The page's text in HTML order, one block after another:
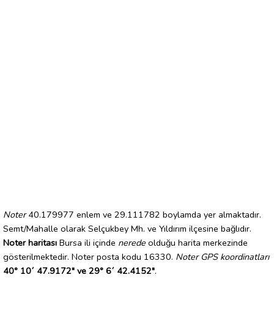
Noter40.179977 enlem ve 29.111782 boylamda yer almaktadır.
Semt/Mahalle olarak Selçukbey Mh. ve Yıldırım ilçesine bağlıdır.
Noter haritası Bursa ili içinde nerede olduğu harita merkezinde
gösterilmektedir. Noter posta kodu 16330. Noter GPS koordinatları
40° 10´ 47.9172" ve 29° 6´ 42.4152".